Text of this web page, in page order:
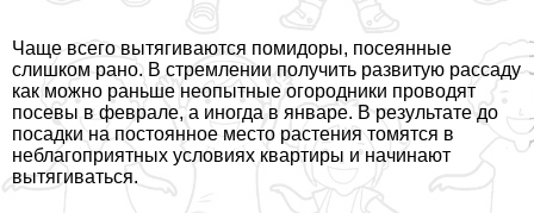
Чаще всего вытягиваются помидоры, посеянные
слишком рано. В стремлении получить развитую рассаду
как можно раньше неопытные огородники проводят
посевы в феврале, а иногда в январе. В результате до
посадки на постоянное место растения томятся в
нeблагоприятных условиях квартиры и начинают
вытягиваться.